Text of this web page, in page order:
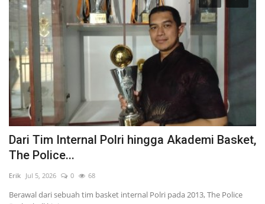
Dari Tim Internal Polri hingga Akademi Basket,
The Police...
Erik Jul 5, 2026 0 68
Berawal dari sebuah tim basket internal Polri pada 2013, The Police